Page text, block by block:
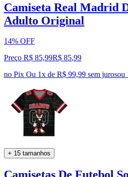
Camiseta Real Madrid
Adulto Original
14% OFF
Preço R$ 85,99R$ 85,99
no Pix Ou 1x de R$ 99,99 sem jurosou
+ 15 tamanhos